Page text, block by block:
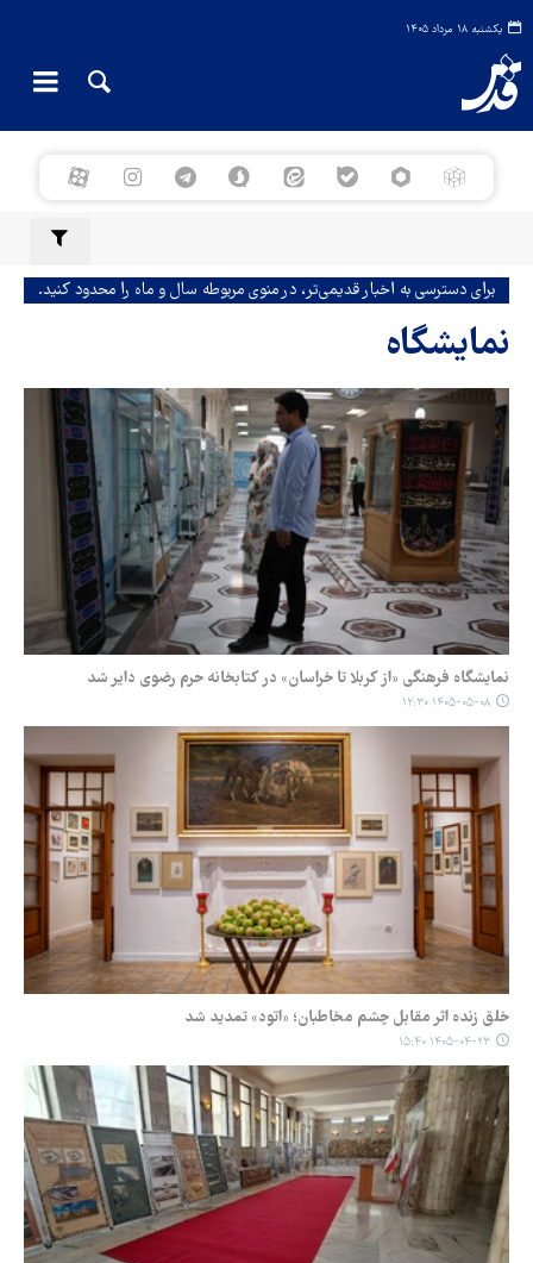
یکشنبه ۱۸ مرداد ۱۴۰۵
برای دسترسی به اخبار قدیمی‌تر، در منوی مربوطه سال و ماه را محدود کنید.
نمایشگاه
نمایشگاه فرهنگی «از کربلا تا خراسان» در کتابخانه حرم رضوی دایر شد
۱۴۰۵-۰۵-۰۸ ۱۲:۳۰
خلق زنده اثر مقابل چشم مخاطبان؛ «اتود» تمدید شد
۱۴۰۵-۰۴-۲۳ ۱۵:۴۰